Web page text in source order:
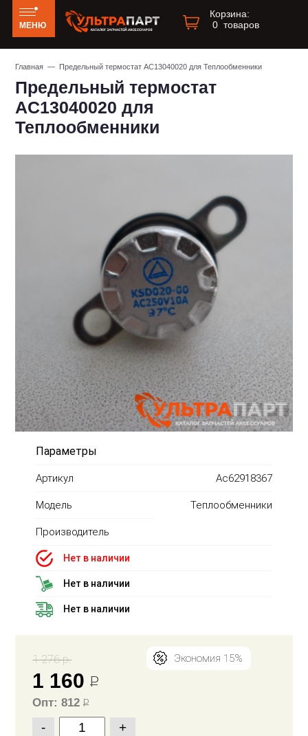
МЕНЮ
Корзина:
0 товаров
Главная — Предельный термостат AC13040020 для Теплообменники
Предельный термостат
AC13040020 для
Теплообменники
Параметры
Артикул Ac62918367
Модель Теплообменники
Производитель
Нет в наличии
Нет в наличии
Нет в наличии
1 276 р. Экономия 15%
1 160Р
Опт: 812Р
- +